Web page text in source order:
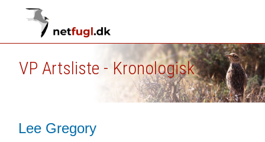
VP Artsliste - Kronologisk
Lee Gregory